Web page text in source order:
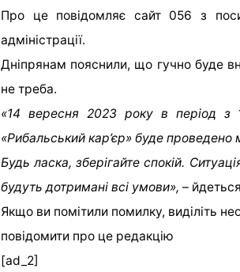
Про це повідомляє сайт 056 з
адміністрації.
Дніпрянам пояснили, що гучно буде
не треба.
«14 вересня 2023 року в період з
«Рибальcький кар’єр» буде проведено
Будь ласка, зберігайте спокій.
будуть дотримані всі умови», –
Якщо ви помітили помилку, виділіть
повідомити про це редакцію
[ad_2]